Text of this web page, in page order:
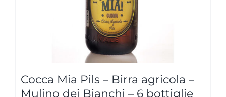
Cocca Mia Pils – Birra agricola –
Mulino dei Bianchi – 6 bottiglie